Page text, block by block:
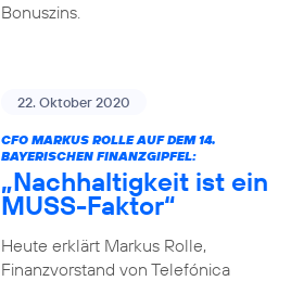
Bonuszins.
22. Oktober 2020
CFO MARKUS ROLLE AUF DEM 14.
BAYERISCHEN FINANZGIPFEL:
„Nachhaltigkeit ist ein
MUSS-Faktor“
Heute erklärt Markus Rolle,
Finanzvorstand von Telefónica